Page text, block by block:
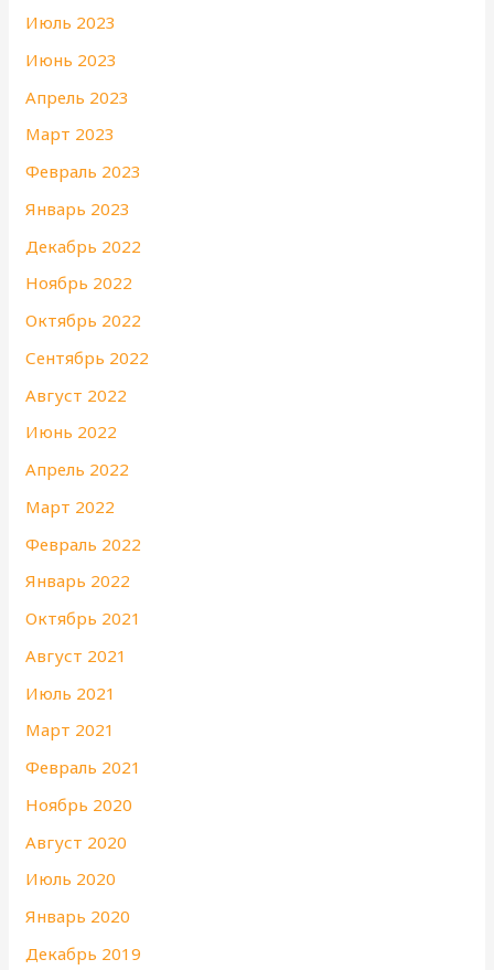
Июль 2023
Июнь 2023
Апрель 2023
Март 2023
Февраль 2023
Январь 2023
Декабрь 2022
Ноябрь 2022
Октябрь 2022
Сентябрь 2022
Август 2022
Июнь 2022
Апрель 2022
Март 2022
Февраль 2022
Январь 2022
Октябрь 2021
Август 2021
Июль 2021
Март 2021
Февраль 2021
Ноябрь 2020
Август 2020
Июль 2020
Январь 2020
Декабрь 2019